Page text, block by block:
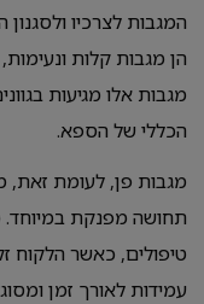
המגבות לצרכיו
הן מגבות קלות
מגבות אלו מגיעות
הכללי של הספא.
מגבות פן, לעומת זאת,
תחושה מפנקת
טיפולים, כאשר הלקוח
עמידות לאורך זמן